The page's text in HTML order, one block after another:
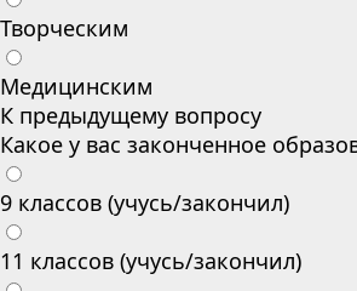
Творческим
Медицинским
К предыдущему вопросу
Какое у вас законченное
9 классов (учусь/закончил)
11 классов (учусь/закончил)